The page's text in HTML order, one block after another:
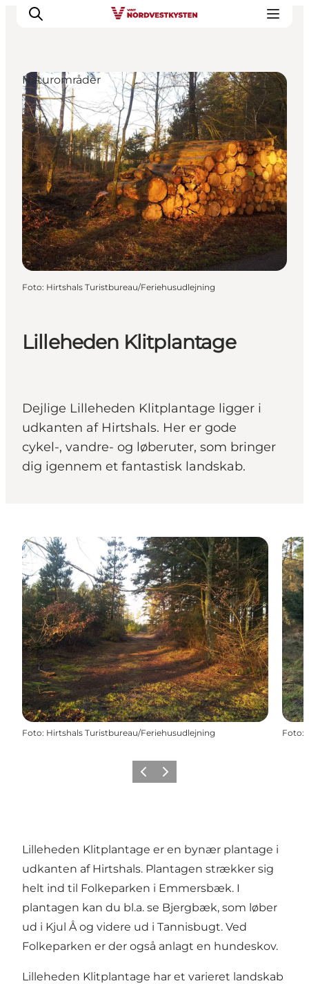
Feriesteder
Inspiration
Handicapvenlig ferie
Events
Overnatning
Planlæg din ferie
Lilleheden Klitplantage
Dejlige Lilleheden Klitplantage ligger i
udkanten af Hirtshals. Her er gode
cykel-, vandre- og løberuter, som bringer
dig igennem et fantastisk landskab.
Naturområder
Foto: Hirtshals Turistbureau/Feriehusudlejning
Foto: Hirtshals Turistbureau/Feriehusudlejning Foto:
ForrigeNæste
Lilleheden Klitplantage er en bynær plantage i
udkanten af Hirtshals. Plantagen strækker sig
helt ind til Folkeparken i Emmersbæk. I
plantagen kan du bl.a. se Bjergbæk, som løber
ud i Kjul Å og videre ud i Tannisbugt. Ved
Folkeparken er der også anlagt en hundeskov.
Lilleheden Klitplantage har et varieret landskab